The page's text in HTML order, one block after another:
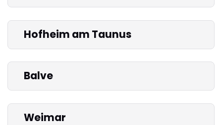
Hofheim am Taunus
Balve
Weimar